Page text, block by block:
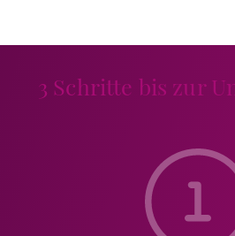
3 Schritte bis zur